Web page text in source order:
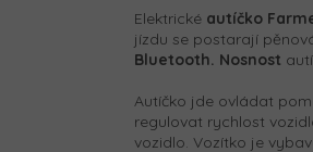
Elektrické autíčko
jízdu se postarají
Bluetooth. Nosnost
Autíčko jde ovládat
regulovat rychlost
vozidlo. Vozítko je